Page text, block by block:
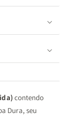
contendo
Dura, seu